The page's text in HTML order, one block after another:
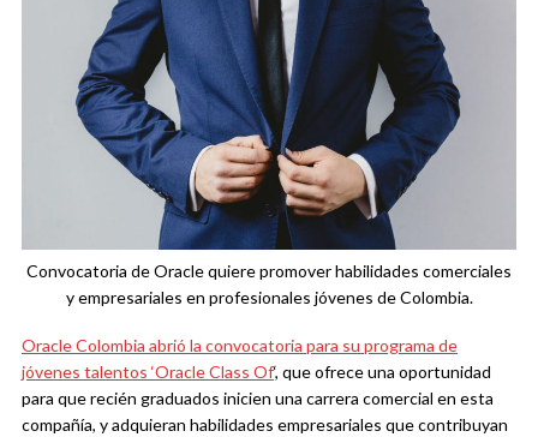
Convocatoria de Oracle quiere promover habilidades comerciales
y empresariales en profesionales jóvenes de Colombia.
Oracle Colombia abrió la convocatoria para su programa de
jóvenes talentos ‘Oracle Class Of‘, que ofrece una oportunidad
para que recién graduados inicien una carrera comercial en esta
compañía, y adquieran habilidades empresariales que contribuyan